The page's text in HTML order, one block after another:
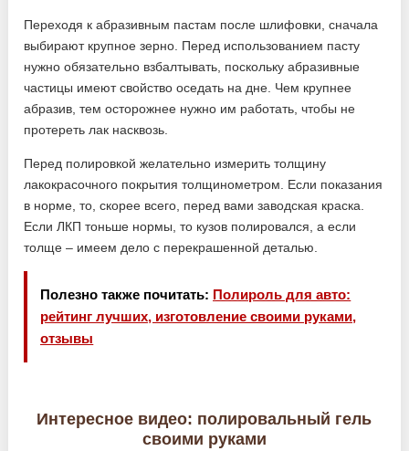
Переходя к абразивным пастам после шлифовки, сначала
выбирают крупное зерно. Перед использованием пасту
нужно обязательно взбалтывать, поскольку абразивные
частицы имеют свойство оседать на дне. Чем крупнее
абразив, тем осторожнее нужно им работать, чтобы не
протереть лак насквозь.
Перед полировкой желательно измерить толщину
лакокрасочного покрытия толщинометром. Если показания
в норме, то, скорее всего, перед вами заводская краска.
Если ЛКП тоньше нормы, то кузов полировался, а если
толще – имеем дело с перекрашенной деталью.
Полезно также почитать: Полироль для авто:
рейтинг лучших, изготовление своими руками,
отзывы
Интересное видео: полировальный гель
своими руками